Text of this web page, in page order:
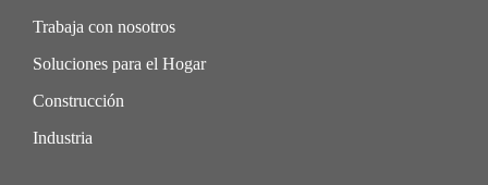
Trabaja con nosotros
Soluciones para el Hogar
Construcción
Industria